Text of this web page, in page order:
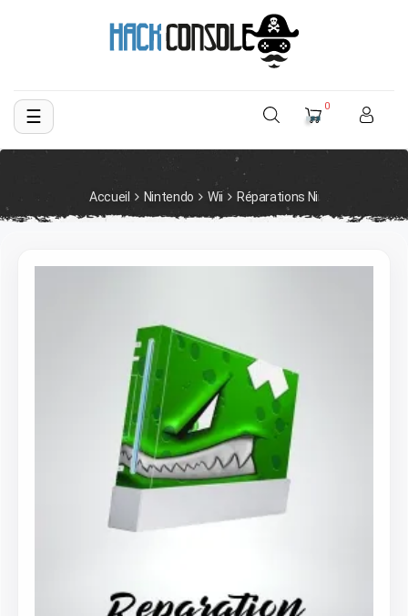
Basculer
☰ 0
Accueil Nintendo Wii Réparations Nintendo Wii